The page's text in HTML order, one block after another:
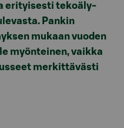
erityisesti tekoäly-
Pankin
mukaan vuoden
myönteinen, vaikka
merkittävästi